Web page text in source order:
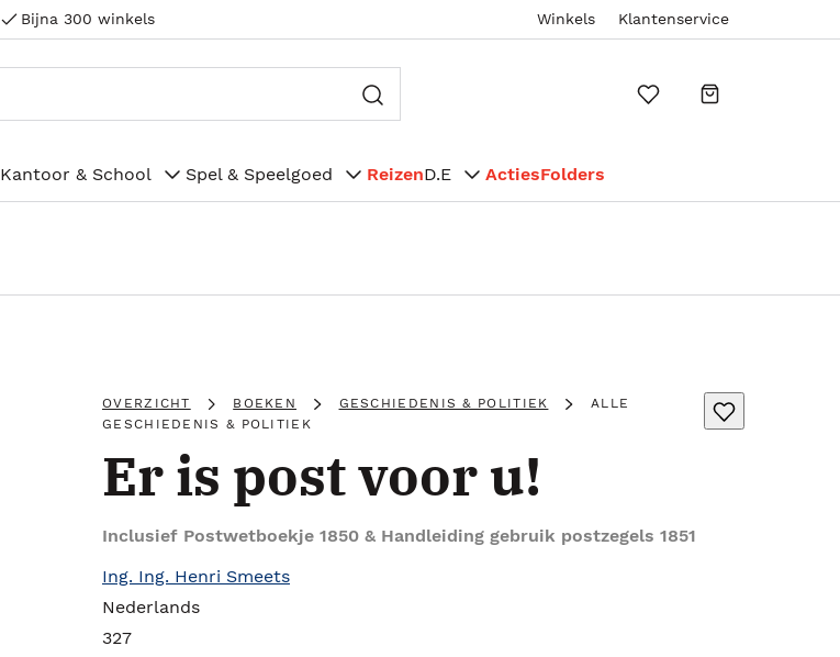
Bijna 300 winkels Winkels Klantenservice
Kantoor & School Spel & Speelgoed ReizenD.E ActiesFolders
OVERZICHT BOEKEN GESCHIEDENIS & POLITIEK
ALLE
GESCHIEDENIS & POLITIEK
Er is post voor u!
Inclusief Postwetboekje 1850 & Handleiding gebruik postzegels 1851
Ing. Ing. Henri Smeets
Nederlands
327